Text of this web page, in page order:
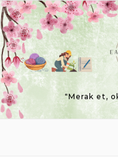
Skip to content
"Merak et,